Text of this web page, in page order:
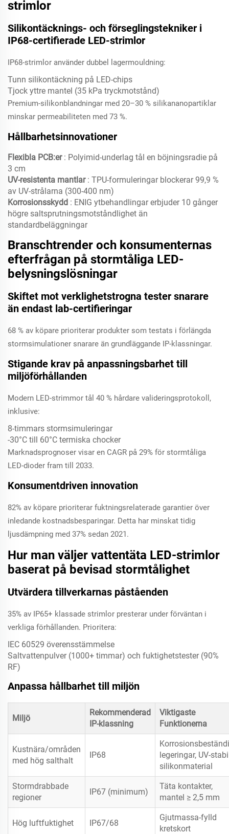
strimlor
Silikontäcknings- och förseglingstekniker i
IP68-certifierade LED-strimlor
IP68-strimlor använder dubbel lagermouldning:
Tunn silikontäckning på LED-chips
Tjock yttre mantel (35 kPa tryckmotstånd)
Premium-silikonblandningar med 20–30 % silikananopartiklar
minskar permeabiliteten med 73 %.
Hållbarhetsinnovationer
Flexibla PCB:er : Polyimid-underlag tål en böjningsradie på
3 cm
UV-resistenta mantlar : TPU-formuleringar blockerar 99,9 %
av UV-strålarna (300-400 nm)
Korrosionsskydd : ENIG ytbehandlingar erbjuder 10 gånger
högre saltsprutningsmotståndlighet än
standardbeläggningar
Branschtrender och konsumenternas
efterfrågan på stormtåliga LED-
belysningslösningar
Skiftet mot verklighetstrogna tester snarare
än endast lab-certifieringar
68 % av köpare prioriterar produkter som testats i förlängda
stormsimulationer snarare än grundläggande IP-klassningar.
Stigande krav på anpassningsbarhet till
miljöförhållanden
Modern LED-strimmor tål 40 % hårdare valideringsprotokoll,
inklusive:
8-timmars stormsimuleringar
-30°C till 60°C termiska chocker
Marknadsprognoser visar en CAGR på 29% för stormtåliga
LED-dioder fram till 2033.
Konsumentdriven innovation
82% av köpare prioriterar fuktningsrelaterade garantier över
inledande kostnadsbesparingar. Detta har minskat tidig
ljusdämpning med 37% sedan 2021.
Hur man väljer vattentäta LED-strimlor
baserat på bevisad stormtålighet
Utvärdera tillverkarnas påståenden
35% av IP65+ klassade strimlor presterar under förväntan i
verkliga förhållanden. Prioritera:
IEC 60529 överensstämmelse
Saltvattenpulver (1000+ timmar) och fuktighetstester (90%
RF)
Anpassa hållbarhet till miljön
Miljö
Rekommenderad
IP-klassning
Viktigaste
Funktionerna
Kustnära/områden
med hög salthalt
IP68
legeringar, UV-
silikonmaterial
Stormdrabbade
regioner
IP67 (minimum)
Täta kontakter,
mantel ≥ 2,5 mm
Hög luftfuktighet IP67/68
Gjutmassa-fylld
kretskort